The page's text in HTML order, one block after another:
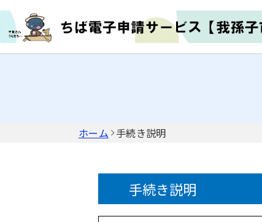
ホーム 手続き説明
手続き説明